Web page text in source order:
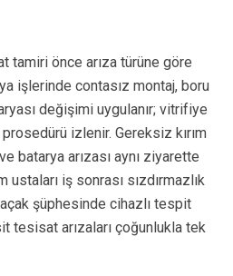
tamiri önce arıza türüne göre
işlerinde contasız montaj, boru
değişimi uygulanır; vitrifiye
izlenir. Gereksiz kırım
batarya arızası aynı ziyarette
iş sonrası sızdırmazlık
şüphesinde cihazlı tespit
tesisat arızaları çoğunlukla tek